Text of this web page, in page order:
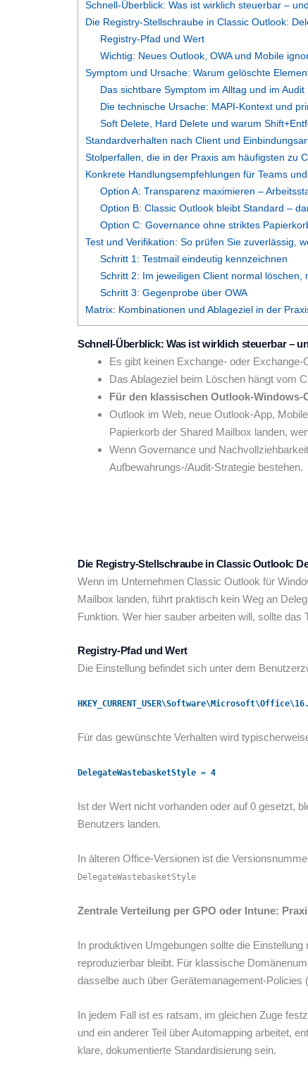
Schnell-Überblick: Was ist wirklich steuerbar –
Die Registry-Stellschraube in Classic Outlook:
Registry-Pfad und Wert
Wichtig: Neues Outlook, OWA und Mobile
Symptom und Ursache: Warum gelöschte
Das sichtbare Symptom im Alltag und im Audit
Die technische Ursache: MAPI-Kontext und
Soft Delete, Hard Delete und warum
Standardverhalten nach Client und
Stolperfallen, die in der Praxis am häufigsten zu
Konkrete Handlungsempfehlungen für Teams
Option A: Transparenz maximieren –
Option B: Classic Outlook bleibt Standard –
Option C: Governance ohne striktes
Test und Verifikation: So prüfen Sie zuverlässig,
Schritt 1: Testmail eindeutig kennzeichnen
Schritt 2: Im jeweiligen Client normal löschen,
Schritt 3: Gegenprobe über OWA
Matrix: Kombinationen und Ablageziel in der
Schnell-Überblick: Was ist wirklich steuerbar –
Es gibt keinen Exchange- oder
Das Ablageziel beim Löschen hängt vom
Für den klassischen Outlook-
Outlook im Web, neue Outlook-App,
Papierkorb der Shared Mailbox landen,
Wenn Governance und
Aufbewahrungs-/Audit-Strategie bestehen.
Die Registry-Stellschraube in Classic Outlook:
Wenn im Unternehmen Classic Outlook für
Mailbox landen, führt praktisch kein Weg an
Funktion. Wer hier sauber arbeiten will, sollte
Registry-Pfad und Wert
Die Einstellung befindet sich unter dem
Für das gewünschte Verhalten wird
DelegateWastebasketStyle = 4
Ist der Wert nicht vorhanden oder auf 0 gesetzt,
Benutzers landen.
In älteren Office-Versionen ist die
DelegateWastebasketStyle
Zentrale Verteilung per GPO oder Intune:
In produktiven Umgebungen sollte die
reproduzierbar bleibt. Für klassische
dasselbe auch über Gerätemanagement-
In jedem Fall ist es ratsam, im gleichen Zuge
und ein anderer Teil über Automapping arbeitet,
klare, dokumentierte Standardisierung sein.